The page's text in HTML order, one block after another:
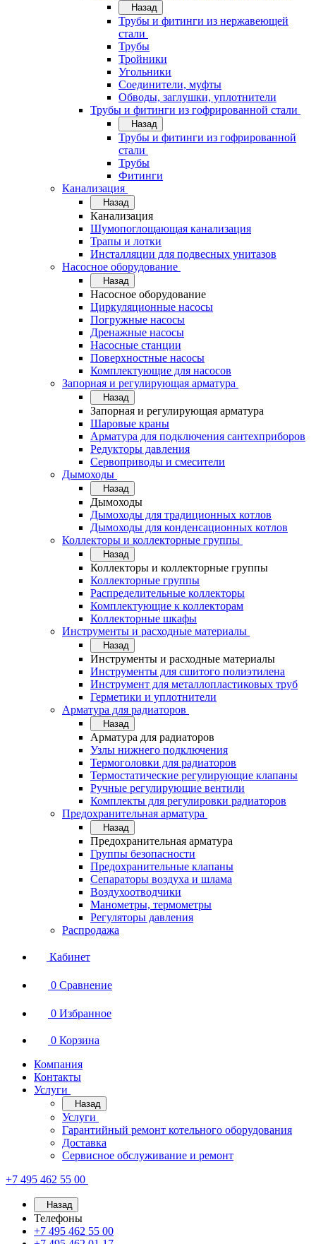
Назад
Трубы и фитинги из нержавеющей
стали
Трубы
Тройники
Угольники
Соединители, муфты
Обводы, заглушки, уплотнители
Трубы и фитинги из гофрированной стали
Назад
Трубы и фитинги из гофрированной
стали
Трубы
Фитинги
Канализация
Назад
Канализация
Шумопоглощающая канализация
Трапы и лотки
Инсталляции для подвесных унитазов
Насосное оборудование
Назад
Насосное оборудование
Циркуляционные насосы
Погружные насосы
Дренажные насосы
Насосные станции
Поверхностные насосы
Комплектующие для насосов
Запорная и регулирующая арматура
Назад
Запорная и регулирующая арматура
Шаровые краны
Арматура для подключения сантехприборов
Редукторы давления
Сервоприводы и смесители
Дымоходы
Назад
Дымоходы
Дымоходы для традиционных котлов
Дымоходы для конденсационных котлов
Коллекторы и коллекторные группы
Назад
Коллекторы и коллекторные группы
Коллекторные группы
Распределительные коллекторы
Комплектующие к коллекторам
Коллекторные шкафы
Инструменты и расходные материалы
Назад
Инструменты и расходные материалы
Инструменты для сшитого полиэтилена
Инструмент для металлопластиковых труб
Герметики и уплотнители
Арматура для радиаторов
Назад
Арматура для радиаторов
Узлы нижнего подключения
Термоголовки для радиаторов
Термостатические регулирующие клапаны
Ручные регулирующие вентили
Комплекты для регулировки радиаторов
Предохранительная арматура
Назад
Предохранительная арматура
Группы безопасности
Предохранительные клапаны
Сепараторы воздуха и шлама
Воздухоотводчики
Манометры, термометры
Регуляторы давления
Распродажа
Кабинет
0 Сравнение
0 Избранное
0 Корзина
Компания
Контакты
Услуги
Назад
Услуги
Гарантийный ремонт котельного оборудования
Доставка
Сервисное обслуживание и ремонт
+7 495 462 55 00
Назад
Телефоны
+7 495 462 55 00